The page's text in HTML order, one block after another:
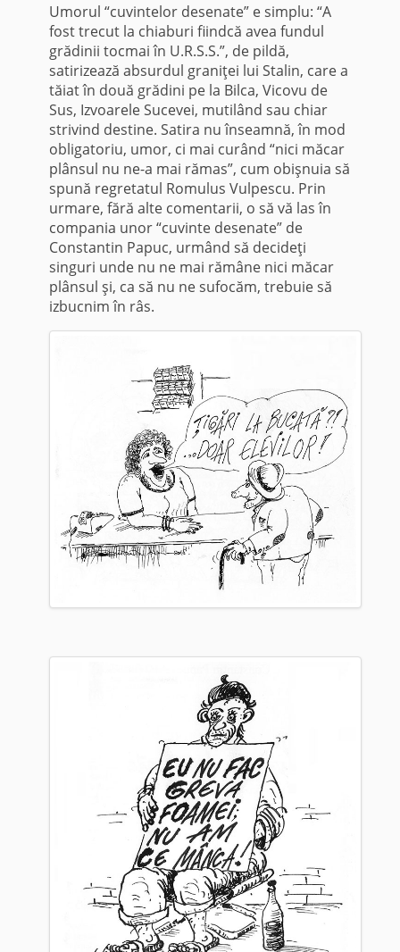
Umorul “cuvintelor desenate” e simplu: “A
fost trecut la chiaburi fiindcă avea fundul
grădinii tocmai în U.R.S.S.”, de pildă,
satirizează absurdul graniţei lui Stalin, care a
tăiat în două grădini pe la Bilca, Vicovu de
Sus, Izvoarele Sucevei, mutilând sau chiar
strivind destine. Satira nu înseamnă, în mod
obligatoriu, umor, ci mai curând “nici măcar
plânsul nu ne-a mai rămas”, cum obişnuia să
spună regretatul Romulus Vulpescu. Prin
urmare, fără alte comentarii, o să vă las în
compania unor “cuvinte desenate” de
Constantin Papuc, urmând să decideţi
singuri unde nu ne mai rămâne nici măcar
plânsul şi, ca să nu ne sufocăm, trebuie să
izbucnim în râs.